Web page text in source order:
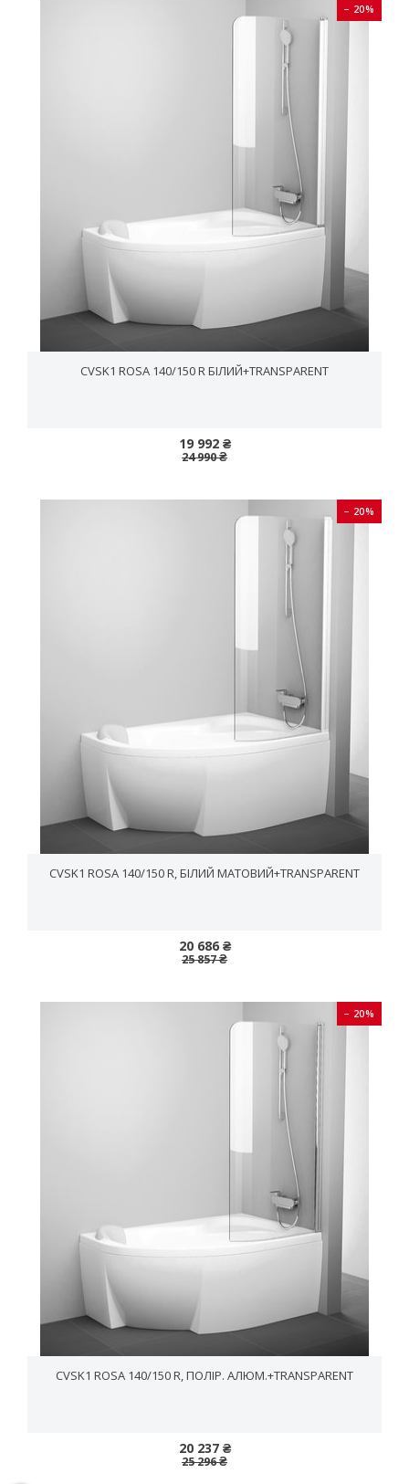
− 20%
CVSK1 ROSA 140/150 R БІЛИЙ+TRANSPARENT
19 992 ₴
24 990 ₴
− 20%
CVSK1 ROSA 140/150 R, БІЛИЙ МАТОВИЙ+TRANSPARENT
20 686 ₴
25 857 ₴
− 20%
CVSK1 ROSA 140/150 R, ПОЛІР. АЛЮМ.+TRANSPARENT
20 237 ₴
25 296 ₴